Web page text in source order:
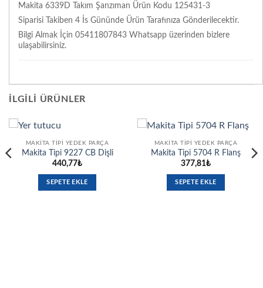
Makita 6339D Takım Şanzıman Ürün Kodu 125431-3
Siparisi Takiben 4 İs Gününde Ürün Tarafınıza Gönderilecektir.
Bilgi Almak İçin 05411807843 Whatsapp üzerinden bizlere
ulaşabilirsiniz.
İLGILI ÜRÜNLER
MAKITA TIPI YEDEK PARÇA
Makita Tipi 9227 CB Dişli
440,77₺
SEPETE EKLE
MAKITA TIPI YEDEK PARÇA
Makita Tipi 5704 R Flanş
377,81₺
SEPETE EKLE